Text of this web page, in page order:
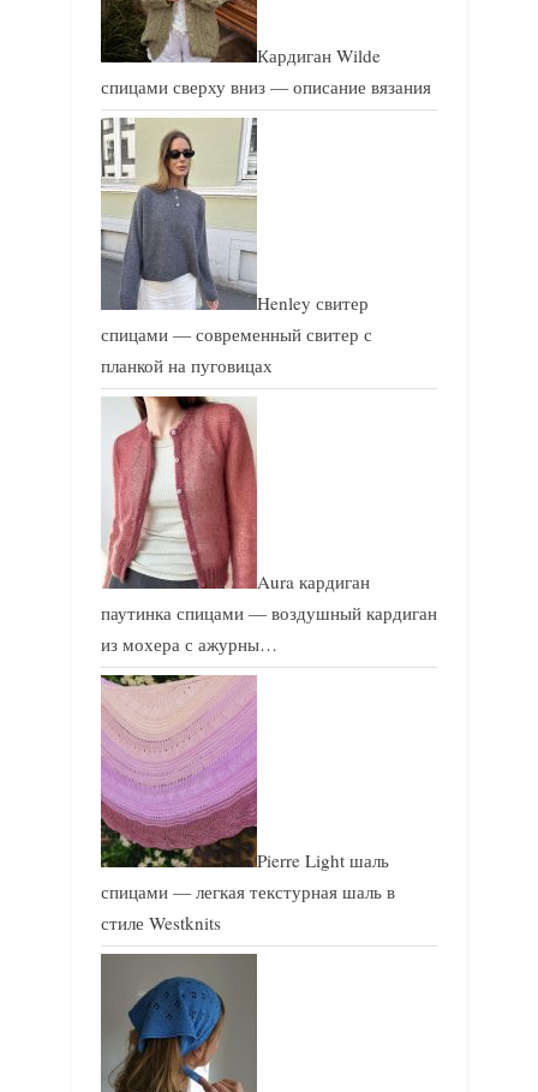
Кардиган Wilde
спицами сверху вниз — описание вязания
Henley свитер
спицами — современный свитер с
планкой на пуговицах
Aura кардиган
паутинка спицами — воздушный кардиган
из мохера с ажурны…
Pierre Light шаль
спицами — легкая текстурная шаль в
стиле Westknits